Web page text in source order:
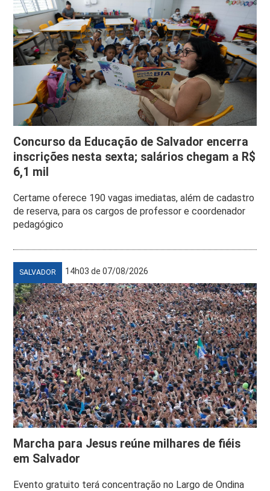
Concurso da Educação de Salvador encerra
inscrições nesta sexta; salários chegam a R$
6,1 mil
Certame oferece 190 vagas imediatas, além de cadastro
de reserva, para os cargos de professor e coordenador
pedagógico
SALVADOR 14h03 de 07/08/2026
Marcha para Jesus reúne milhares de fiéis
em Salvador
Evento gratuito terá concentração no Largo de Ondina